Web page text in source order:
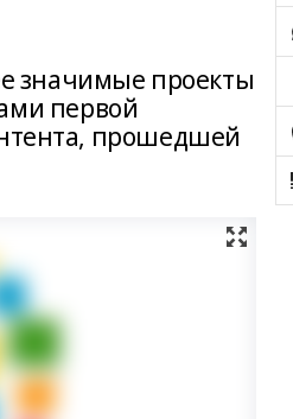
значимые проекты
первой
прошедшей